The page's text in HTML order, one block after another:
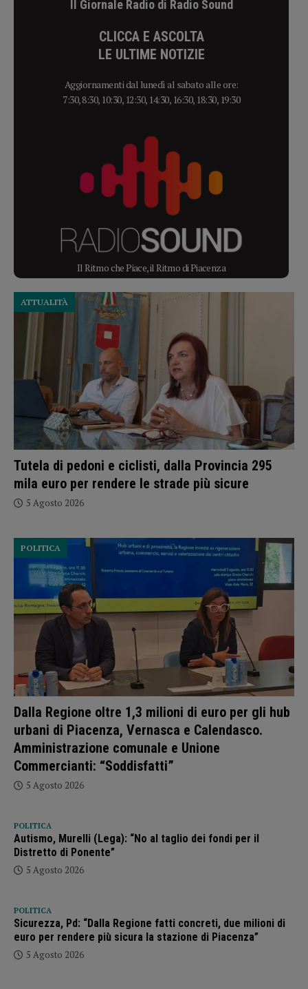
Il Giornale Radio di Radio Sound
CLICCA E ASCOLTA
LE ULTIME NOTIZIE
Aggiornamenti dal lunedì al sabato alle ore:
7:30, 8:30, 10:30, 12:30, 14:30, 16:30, 18:30, 19:30
Il Ritmo che Piace, il Ritmo di Piacenza
Tutela di pedoni e ciclisti, dalla Provincia 295
mila euro per rendere le strade più sicure
ATTUALITÀ
5 Agosto 2026
Dalla Regione oltre 1,3 milioni di euro per gli hub
urbani di Piacenza, Vernasca e Calendasco.
Amministrazione comunale e Unione
Commercianti: “Soddisfatti”
POLITICA
5 Agosto 2026
POLITICA
Autismo, Murelli (Lega): “No al taglio dei fondi per il
Distretto di Ponente”
5 Agosto 2026
POLITICA
Sicurezza, Pd: “Dalla Regione fatti concreti, due milioni di
euro per rendere più sicura la stazione di Piacenza”
5 Agosto 2026